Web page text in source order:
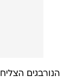
הנורבגים